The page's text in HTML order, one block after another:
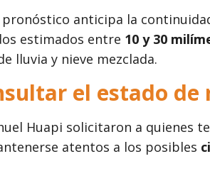
anticipa la
estimados entre 10 y 30
lluvia y nieve mezclada.
el estado de
Huapi solicitaron a quienes
atentos a los posibles